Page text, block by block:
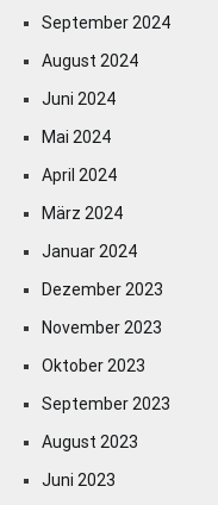
September 2024
August 2024
Juni 2024
Mai 2024
April 2024
März 2024
Januar 2024
Dezember 2023
November 2023
Oktober 2023
September 2023
August 2023
Juni 2023